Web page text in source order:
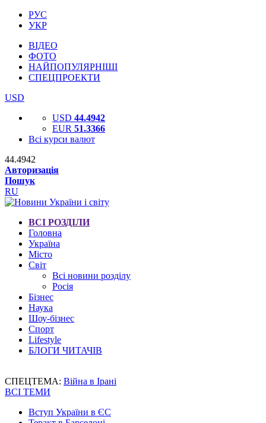
РУС
УКР
ВІДЕО
ФОТО
НАЙПОПУЛЯРНІШІ
СПЕЦПРОЕКТИ
USD
USD 44.4942
EUR 51.3366
Всі курси валют
44.4942
Авторизація
Пошук
RU
ВСІ РОЗДІЛИ
Головна
Україна
Місто
Світ
Всі новини розділу
Росія
Бізнес
Наука
Шоу-бізнес
Спорт
Lifestyle
БЛОГИ ЧИТАЧІВ
СПЕЦТЕМА: Війна в Ірані
ВСІ ТЕМИ
Вступ України в ЄС